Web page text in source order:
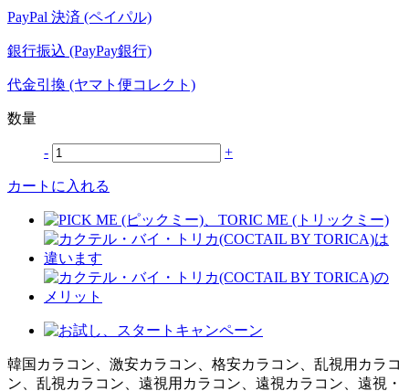
PayPal 決済 (ペイパル)
銀行振込 (PayPay銀行)
代金引換 (ヤマト便コレクト)
数量
- +
カートに入れる
韓国カラコン、激安カラコン、格安カラコン、乱視用カラコ
ン、乱視カラコン、遠視用カラコン、遠視カラコン、遠視・